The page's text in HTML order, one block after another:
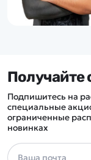
Получайте
Подпишитесь на
специальные
ограниченные
новинках